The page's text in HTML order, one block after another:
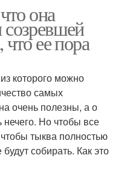
она
ее пора
которого можно
самых
очень полезны, а о
нечего. Но чтобы все
тыква полностью
собирать. Как это